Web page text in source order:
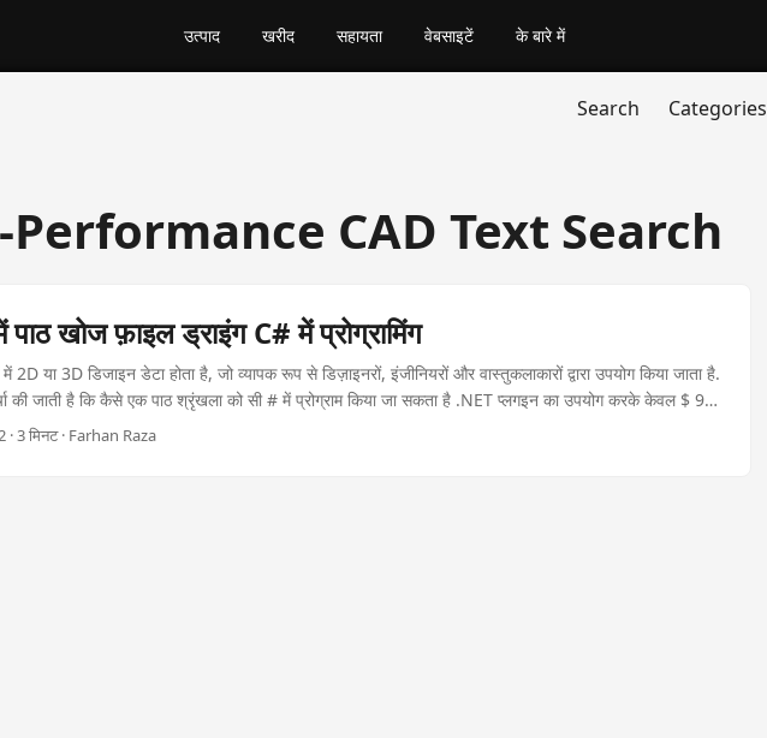
उत्पाद खरीद सहायता वेबसाइटें के बारे में
Search Categories
CAD Text Search
खोज फ़ाइल ड्राइंग C# में प्रोग्रामिंग
2D या 3D डिजाइन डेटा होता है, जो व्यापक रूप से डिज़ाइनरों, इंजीनियरों और वास्तुकलाकारों द्वारा उपयोग किया जाता है.
की जाती है कि कैसे एक पाठ श्रृंखला को सी # में प्रोग्राम किया जा सकता है .NET प्लगइन का उपयोग करके केवल $ 99
· 3 मिनट · Farhan Raza